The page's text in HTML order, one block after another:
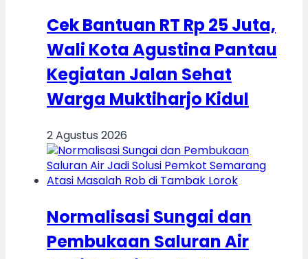
Cek Bantuan RT Rp 25 Juta,
Wali Kota Agustina Pantau
Kegiatan Jalan Sehat
Warga Muktiharjo Kidul
2 Agustus 2026
Normalisasi Sungai dan
Pembukaan Saluran Air